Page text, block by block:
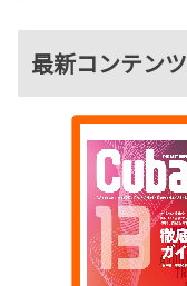
最新コンテンツ